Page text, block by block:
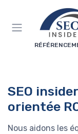
SEO
orientée
Nous aidons les
Panneau de gestion